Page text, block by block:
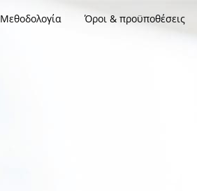
Μεθοδολογία Όροι & προϋποθέσεις